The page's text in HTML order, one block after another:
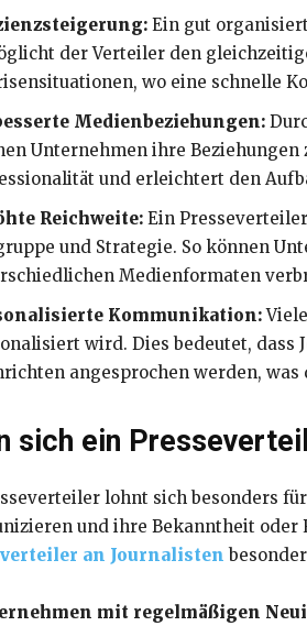
Ein gut
der Verteiler den
wo eine schnelle
Medienbeziehungen:
Unternehmen ihre
und erleichtert den
Reichweite: Ein
und Strategie. So können
Medienformaten
Kommunikation:
wird. Dies bedeutet,
angesprochen werden,
sich ein
lohnt sich besonders
und ihre Bekanntheit oder
an Journalisten
mit regelmäßigen